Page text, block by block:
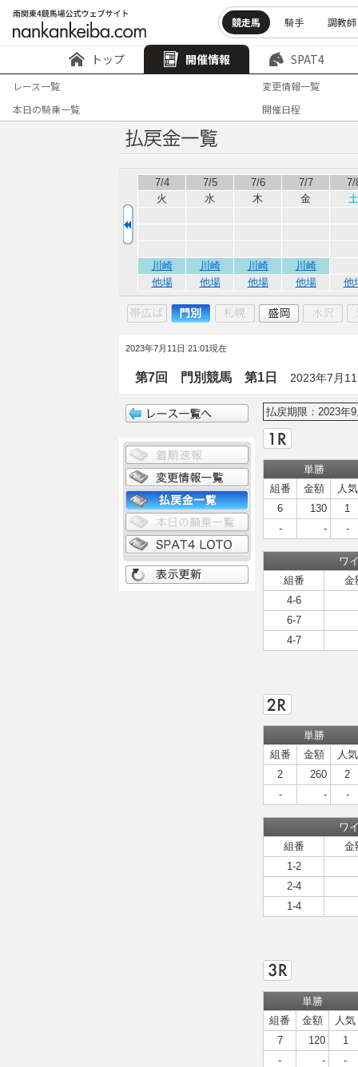
競走馬 騎手 調教師
トップ 開催情報 SPAT4
レース一覧
変更情報一覧
本日の騎乗一覧
開催日程
7/4 7/5 7/6 7/7
7/
火
水 木 金 土
川崎 川崎 川崎
川崎
他場
他場 他場 他場 他
2023年7月11日 21:01現在
第7回 門別競馬 第1日 2023年7月
払戻期限：2023年
単勝
組番
金額
人気
6
130
1
-
- -
ワ
組番
金
4-6
6-7
4-7
単勝
組番
金額
人気
2
260
2
-
- -
ワ
組番
金
1-2
2-4
1-4
単勝
組番
金額
人気
7
120
1
-
- -